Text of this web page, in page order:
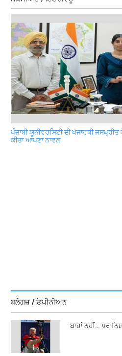
ਪੰਜਾਬੀ ਯੂਨੀਵਰਸਿਟੀ ਦੀ ਖੋਜਾਰਥੀ
ਕੀਤਾ ਆਪਣਾ ਨਾਵਲ
ਬਲੌਗਜ਼ / ਓਪੀਨੀਅਨ
ਬਾਹਾਂ ਨਹੀਂ… ਪਰ